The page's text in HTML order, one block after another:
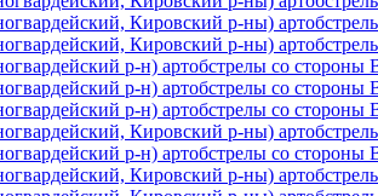
Кировский р-ны)
Кировский р-ны)
р-н) артобстрелы со
р-н) артобстрелы со
р-н) артобстрелы со
Кировский р-ны)
р-н) артобстрелы со
Кировский р-ны)